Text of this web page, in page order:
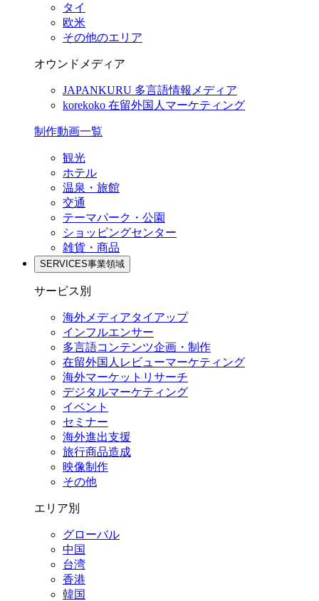
タイ
欧米
その他のエリア
オウンドメディア
JAPANKURU 多言語情報メディア
korekoko 在留外国人マーケティング
制作動画一覧
観光
ホテル
温泉・旅館
交通
テーマパーク・公園
ショッピングセンター
雑貨・商品
SERVICES事業領域
サービス別
海外メディアタイアップ
インフルエンサー
多言語コンテンツ企画・制作
在留外国⼈レビューマーケティング
海外マーケットリサーチ
デジタルマーケティング
イベント
セミナー
海外進出支援
旅行商品造成
映像制作
その他
エリア別
グローバル
中国
台湾
香港
韓国